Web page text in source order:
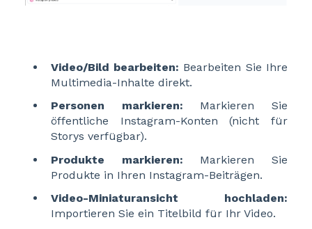
Video/Bild bearbeiten: Bearbeiten Sie Ihre
Multimedia-Inhalte direkt.
Personen markieren: Markieren Sie
öffentliche Instagram-Konten (nicht für
Storys verfügbar).
Produkte markieren: Markieren Sie
Produkte in Ihren Instagram-Beiträgen.
Video-Miniaturansicht hochladen:
Importieren Sie ein Titelbild für Ihr Video.